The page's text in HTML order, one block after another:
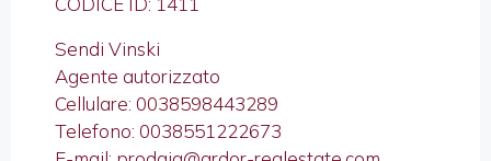
Sendi Vinski
Agente autorizzato
Cellulare: 0038598443289
Telefono: 0038551222673